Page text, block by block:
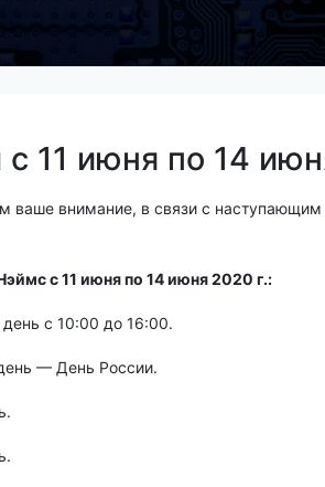
11 июня по 14
внимание, в связи с
с 11 июня по 14 июня 2020 г.:
с 10:00 до 16:00.
— День России.